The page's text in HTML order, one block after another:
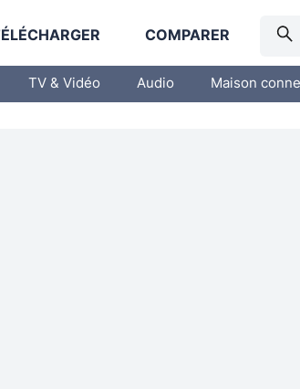
COMPARER
TV & Vidéo Audio Maison